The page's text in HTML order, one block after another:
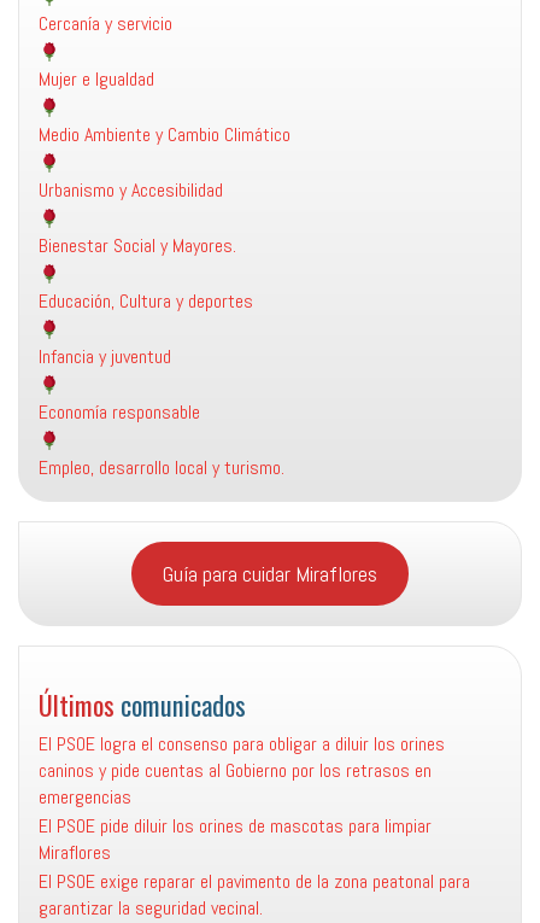
Cercanía y servicio
Mujer e Igualdad
Medio Ambiente y Cambio Climático
Urbanismo y Accesibilidad
Bienestar Social y Mayores.
Educación, Cultura y deportes
Infancia y juventud
Economía responsable
Empleo, desarrollo local y turismo.
Guía para cuidar Miraflores
Últimos comunicados
El PSOE logra el consenso para obligar a diluir los orines
caninos y pide cuentas al Gobierno por los retrasos en
emergencias
El PSOE pide diluir los orines de mascotas para limpiar
Miraflores
El PSOE exige reparar el pavimento de la zona peatonal para
garantizar la seguridad vecinal.